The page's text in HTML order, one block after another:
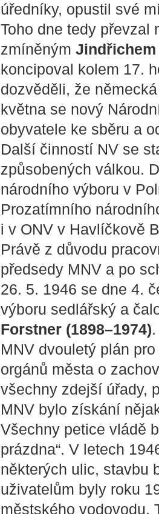
úředníky, opustil své
Toho dne tedy převzal
zmíněným Jindřichem
koncipoval kolem 17.
dozvěděli, že
května se nový
obyvatele ke sběru a
Další činností NV se
způsobených válkou.
národního výboru v
Prozatímního
i v ONV v Havlíčkově
Právě z důvodu
předsedy MNV a po
26. 5. 1946 se dne 4.
výboru sedlářský a
Forstner (1898–1974)
MNV dvouletý plán
orgánů města o
všechny zdejší úřady,
MNV bylo získání
Všechny petice vládě
prázdna“. V letech
některých ulic, stavbu
uživatelům byly roku
městského vodovodu.